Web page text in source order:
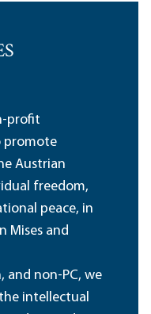
profit
promote
Austrian
freedom,
peace, in
Mises and
and non-PC, we
intellectual